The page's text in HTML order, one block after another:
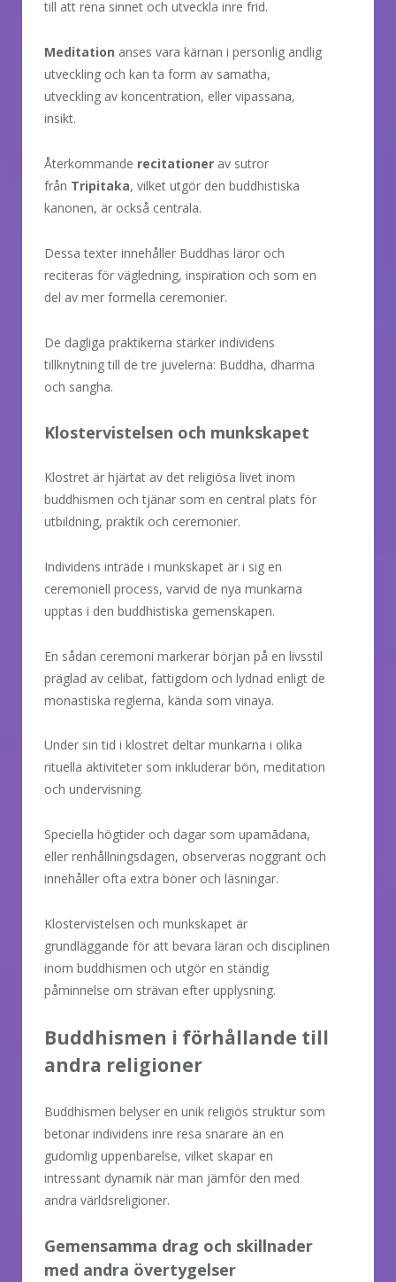
till att rena sinnet och utveckla inre frid.
Meditation anses vara kärnan i personlig andlig
utveckling och kan ta form av samatha,
utveckling av koncentration, eller vipassana,
insikt.
Återkommande recitationer av sutror
från Tripitaka, vilket utgör den buddhistiska
kanonen, är också centrala.
Dessa texter innehåller Buddhas läror och
reciteras för vägledning, inspiration och som en
del av mer formella ceremonier.
De dagliga praktikerna stärker individens
tillknytning till de tre juvelerna: Buddha, dharma
och sangha.
Klostervistelsen och munkskapet
Klostret är hjärtat av det religiösa livet inom
buddhismen och tjänar som en central plats för
utbildning, praktik och ceremonier.
Individens inträde i munkskapet är i sig en
ceremoniell process, varvid de nya munkarna
upptas i den buddhistiska gemenskapen.
En sådan ceremoni markerar början på en livsstil
präglad av celibat, fattigdom och lydnad enligt de
monastiska reglerna, kända som vinaya.
Under sin tid i klostret deltar munkarna i olika
rituella aktiviteter som inkluderar bön, meditation
och undervisning.
Speciella högtider och dagar som upamādana,
eller renhållningsdagen, observeras noggrant och
innehåller ofta extra böner och läsningar.
Klostervistelsen och munkskapet är
grundläggande för att bevara läran och disciplinen
inom buddhismen och utgör en ständig
påminnelse om strävan efter upplysning.
Buddhismen i förhållande till
andra religioner
Buddhismen belyser en unik religiös struktur som
betonar individens inre resa snarare än en
gudomlig uppenbarelse, vilket skapar en
intressant dynamik när man jämför den med
andra världsreligioner.
Gemensamma drag och skillnader
med andra övertygelser